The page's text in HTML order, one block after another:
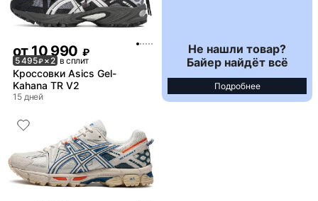
от10 990 ₽
5 495₽× 2 в сплит
Кроссовки Asics Gel-
Kahana TR V2
15 дней
Не нашли товар?
Байер найдёт всё
Подробнее